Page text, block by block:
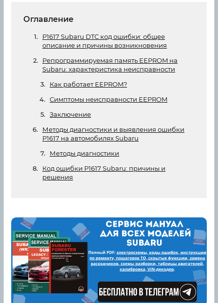
Оглавление
P1617 Subaru DTC код ошибки: общее
описание и причины возникновения
Репрограммируемая память EEPROM на
Subaru: характеристика неисправности
Как работает EEPROM?
Симптомы неисправности EEPROM
Заключение
Методы диагностики и выявления ошибки
P1617 на автомобилях Subaru
Методы диагностики
Код ошибки P1617 Subaru: причины и
решения